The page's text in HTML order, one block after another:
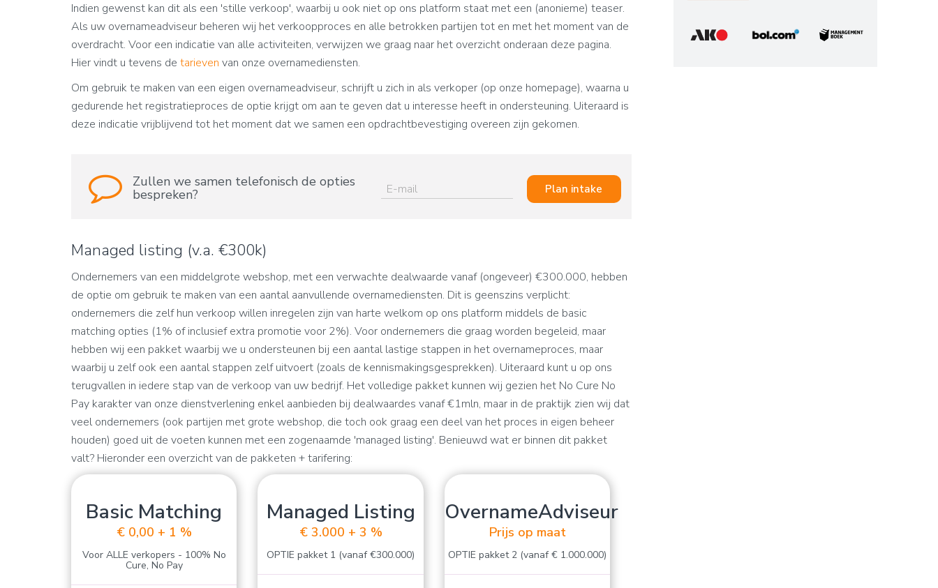
Indien gewenst kan dit als een 'stille verkoop', waarbij u ook niet op ons platform staat met een (anonieme) teaser.
Als uw overnameadviseur beheren wij het verkoopproces en alle betrokken partijen tot en met het moment van de
overdracht. Voor een indicatie van alle activiteiten, verwijzen we graag naar het overzicht onderaan deze pagina.
Hier vindt u tevens de tarieven van onze overnamediensten.
Om gebruik te maken van een eigen overnameadviseur, schrijft u zich in als verkoper (op onze homepage), waarna u
gedurende het registratieproces de optie krijgt om aan te geven dat u interesse heeft in ondersteuning. Uiteraard is
deze indicatie vrijblijvend tot het moment dat we samen een opdrachtbevestiging overeen zijn gekomen.
Zullen we samen telefonisch de opties
bespreken? Plan intake
Managed listing (v.a. €300k)
Ondernemers van een middelgrote webshop, met een verwachte dealwaarde vanaf (ongeveer) €300.000, hebben
de optie om gebruik te maken van een aantal aanvullende overnamediensten. Dit is geenszins verplicht:
ondernemers die zelf hun verkoop willen inregelen zijn van harte welkom op ons platform middels de basic
matching opties (1% of inclusief extra promotie voor 2%). Voor ondernemers die graag worden begeleid, maar
hebben wij een pakket waarbij we u ondersteunen bij een aantal lastige stappen in het overnameproces, maar
waarbij u zelf ook een aantal stappen zelf uitvoert (zoals de kennismakingsgesprekken). Uiteraard kunt u op ons
terugvallen in iedere stap van de verkoop van uw bedrijf. Het volledige pakket kunnen wij gezien het No Cure No
Pay karakter van onze dienstverlening enkel aanbieden bij dealwaardes vanaf €1mln, maar in de praktijk zien wij dat
veel ondernemers (ook partijen met grote webshop, die toch ook graag een deel van het proces in eigen beheer
houden) goed uit de voeten kunnen met een zogenaamde 'managed listing'. Benieuwd wat er binnen dit pakket
valt? Hieronder een overzicht van de pakketen + tarifering:
Basic Matching
€ 0,00 + 1 %
Voor ALLE verkopers - 100% No
Cure, No Pay
Managed Listing
€ 3.000 + 3 %
OPTIE pakket 1 (vanaf €300.000)
OvernameAdviseur
Prijs op maat
OPTIE pakket 2 (vanaf € 1.000.000)